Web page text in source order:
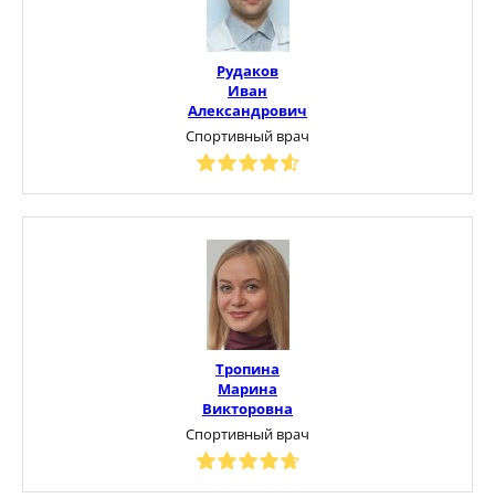
Рудаков
Иван
Александрович
Спортивный врач
Тропина
Марина
Викторовна
Спортивный врач